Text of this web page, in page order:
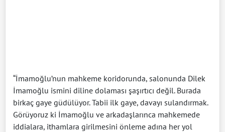
“İmamoğlu’nun mahkeme koridorunda, salonunda Dilek
İmamoğlu ismini diline dolaması şaşırtıcı değil. Burada
birkaç gaye güdülüyor. Tabii ilk gaye, davayı sulandırmak.
Görüyoruz ki İmamoğlu ve arkadaşlarınca mahkemede
iddialara, ithamlara girilmesini önleme adına her yol